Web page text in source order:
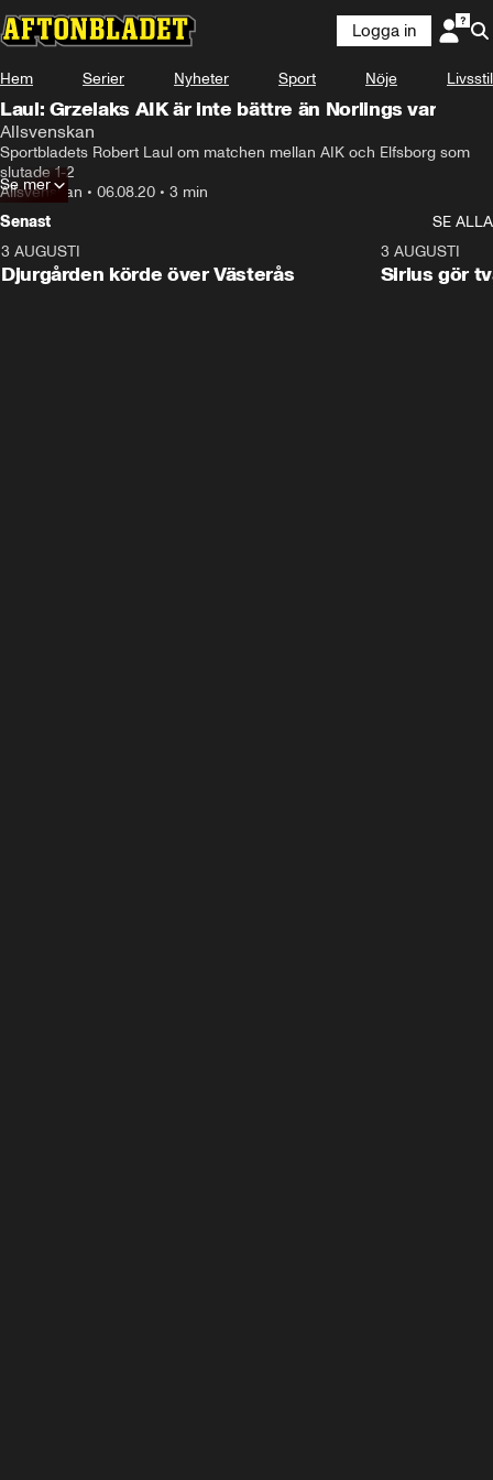
Logga in
Hem Serier Nyheter Sport Nöje Livsstil
Laul: Grzelaks AIK är inte bättre än Norlings var
Allsvenskan
Sportbladets Robert Laul om matchen mellan AIK och Elfsborg som
slutade 1-2
Allsvenskan • 06.08.20 • 3 min
Se mer
Senast
SE ALLA
3 AUGUSTI
Djurgården körde över Västerås
3 AUGUSTI
Sirius gör